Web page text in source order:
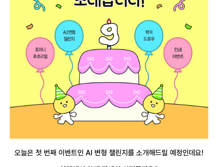
오늘은 첫 번째 이벤트인 AI 변형 챌린지를 소개해드릴 예정인데요!